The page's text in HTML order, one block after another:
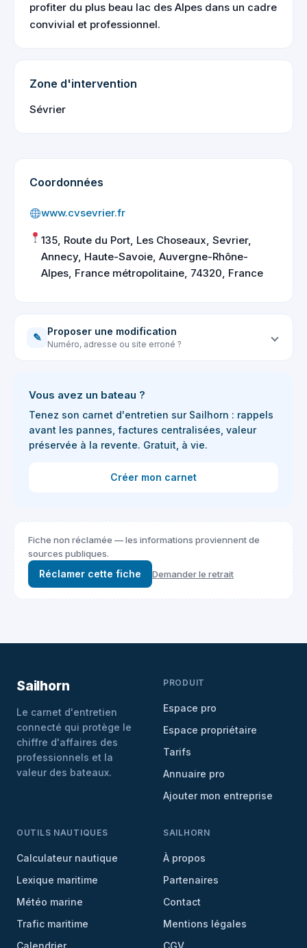
profiter du plus beau lac des Alpes dans un cadre
convivial et professionnel.
Zone d'intervention
Sévrier
Coordonnées
www.cvsevrier.fr
135, Route du Port, Les Choseaux, Sevrier,
Annecy, Haute-Savoie, Auvergne-Rhône-
Alpes, France métropolitaine, 74320, France
✎ Proposer une modification
Numéro, adresse ou site erroné ?
Vous avez un bateau ?
Tenez son carnet d'entretien sur Sailhorn : rappels
avant les pannes, factures centralisées, valeur
préservée à la revente. Gratuit, à vie.
Créer mon carnet
Fiche non réclamée — les informations proviennent de
sources publiques.
Réclamer cette fiche Demander le retrait
Sailhorn
Le carnet d'entretien
connecté qui protège le
chiffre d'affaires des
professionnels et la
valeur des bateaux.
PRODUIT
Espace pro
Espace propriétaire
Tarifs
Annuaire pro
Ajouter mon entreprise
OUTILS NAUTIQUES
Calculateur nautique
Lexique maritime
Météo marine
Trafic maritime
Calendrier
SAILHORN
À propos
Partenaires
Contact
Mentions légales
CGV